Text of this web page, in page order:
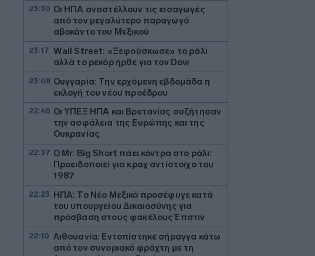
23:30 Οι ΗΠΑ αναστέλλουν τις εισαγωγές
από τον μεγαλύτερο παραγωγό
αβοκάντο του Μεξικού
23:17 Wall Street: «Ξεφούσκωσε» το ράλι
αλλά το ρεκόρ ήρθε για τον Dow
23:08 Ουγγαρία: Την ερχόμενη εβδομάδα η
εκλογή του νέου προέδρου
22:48 Οι ΥΠΕΞ ΗΠΑ και Βρετανίας συζήτησαν
την ασφάλεια της Ευρώπης και της
Ουκρανίας
22:37 O Mr. Big Short πάει κόντρα στο ράλι:
Προειδοποιεί για κραχ αντίστοιχο του
1987
22:23 ΗΠΑ: Το Νέο Μεξικό προσέφυγε κατά
του υπουργείου Δικαιοσύνης για
πρόσβαση στους φακέλους Έπστιν
22:10 Λιθουανία: Εντοπίστηκε σήραγγα κάτω
από τον συνοριακό φράχτη με τη